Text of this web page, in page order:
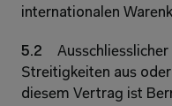
internationalen
5.2
Streitigkeiten aus
diesem Vertrag ist